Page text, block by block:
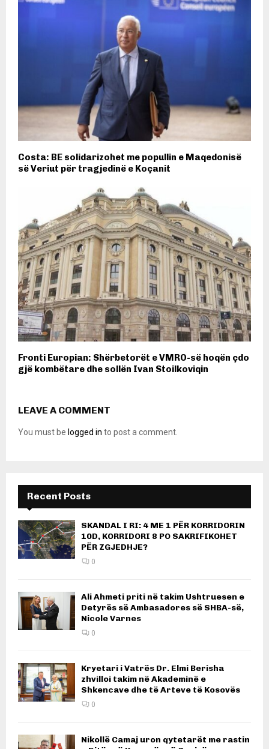
Costa: BE solidarizohet me popullin e Maqedonisë
së Veriut për tragjedinë e Koçanit
Fronti Europian: Shërbetorët e VMRO-së hoqën çdo
gjë kombëtare dhe sollën Ivan Stoilkoviqin
LEAVE A COMMENT
You must be logged in to post a comment.
Recent Posts
SKANDAL I RI: 4 ME 1 PËR KORRIDORIN
10D, KORRIDORI 8 PO SAKRIFIKOHET
PËR ZGJEDHJE?
0
Ali Ahmeti priti në takim Ushtruesen e
Detyrës së Ambasadores së SHBA-së,
Nicole Varnes
0
Kryetari i Vatrës Dr. Elmi Berisha
zhvilloi takim në Akademinë e
Shkencave dhe të Arteve të Kosovës
0
Nikollë Camaj uron qytetarët me rastin